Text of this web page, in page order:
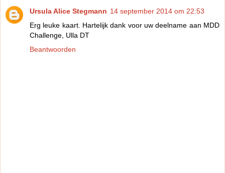
Ursula Alice Stegmann 14 september 2014 om 22:53
Erg leuke kaart. Hartelijk dank voor uw deelname aan MDD
Challenge, Ulla DT
Beantwoorden